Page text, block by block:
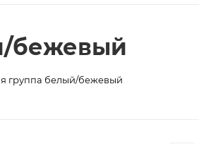
бежевый
группа белый/бежевый